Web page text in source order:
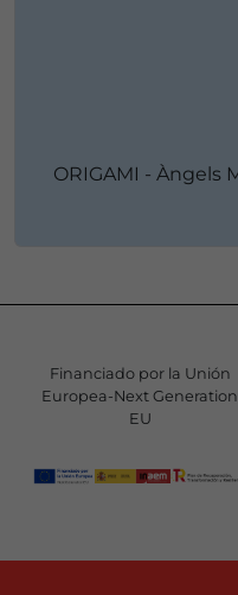
ORIGAMI - Àngels
Financiado por la Unión
Europea-Next Generation
EU